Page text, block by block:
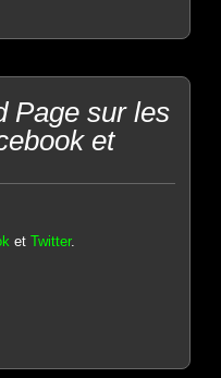
Page sur les
et
etTwitter.